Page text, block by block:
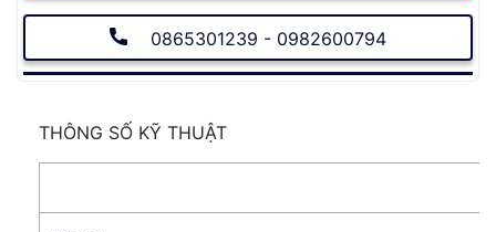
0865301239 - 0982600794
THÔNG SỐ KỸ THUẬT